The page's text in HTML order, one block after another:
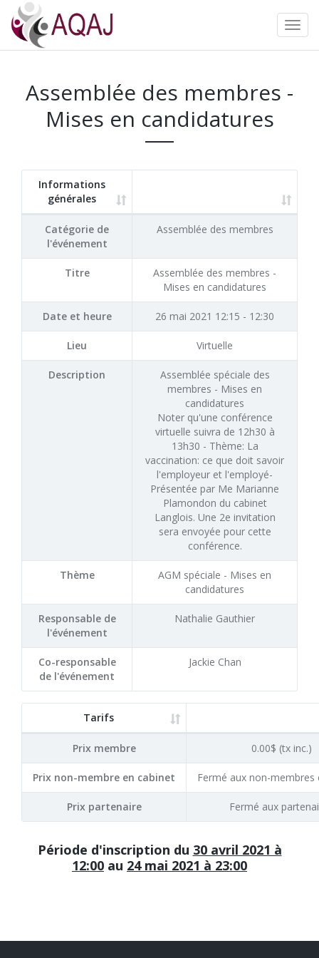
Assemblée des membres -
Mises en candidatures
Informations
générales
Catégorie de
l'événement
Assemblée des membres
Titre
Assemblée des membres -
Mises en candidatures
Date et heure 26 mai 2021 12:15 - 12:30
Lieu Virtuelle
Description
Assemblée spéciale des
membres - Mises en
candidatures
Noter qu'une conférence
virtuelle suivra de 12h30 à
13h30 - Thème: La
vaccination: ce que doit savoir
l'employeur et l'employé-
Présentée par Me Marianne
Plamondon du cabinet
Langlois. Une 2e invitation
sera envoyée pour cette
conférence.
Thème
AGM spéciale - Mises en
candidatures
Responsable de
l'événement
Nathalie Gauthier
Co-responsable
de l'événement
Jackie Chan
Tarifs
Prix membre 0.00$ (tx inc.)
Prix non-membre en cabinet Fermé aux non-membres
Prix partenaire Fermé aux
Période d'inscription du 30 avril 2021 à
12:00 au 24 mai 2021 à 23:00